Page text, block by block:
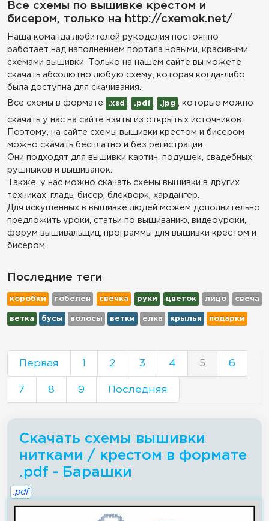
Все схемы по вышивке крестом и
бисером, только на http://cxemok.net/
Наша команда любителей рукоделия постоянно
работает над наполнением портала новыми, красивыми
схемами вышивки. Только на нашем сайте вы можете
скачать абсолютно любую схему, которая когда-либо
была доступна для скачивания.
Все схемы в формате
.xsd .pdf .jpg , которые можно
скачать у нас на сайте взяты из открытых источников.
Поэтому, на сайте схемы вышивки крестом и бисером
можно скачать бесплатно и без регистрации.
Они подходят для вышивки картин, подушек, свадебных
рушныков и вышиванок.
Также, у нас можно скачать схемы вышивки в других
техниках: гладь, бисер, блекворк, хардангер.
Для искушенных в вышивке людей можем дополнительно
предложить уроки, статьи по вышиванию, видеоуроки,,
форум вышивальщиц, программы для вышивки крестом и
бисером.
Последние теги
коробки гобелен свечка руки цветок лицо свеча
ветка бусы волосы ветки елка крылья подарки
Первая 1 2 3 4 5 6
7 8 9 Последняя
Скачать схемы вышивки
нитками / крестом в формате
.pdf - Барашки
.pdf